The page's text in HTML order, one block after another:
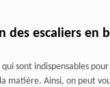
des escaliers en
sont indispensables
matière. Ainsi, on peut